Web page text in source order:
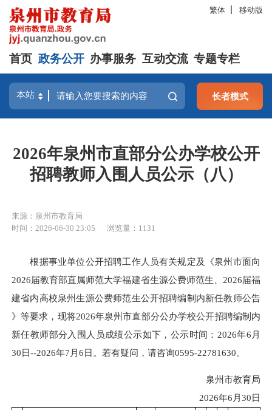
繁体 移动版
首页 政务公开 办事服务 互动交流 专题专栏
长者模式
2026年泉州市直部分公办学校公开
招聘教师入围人员公示（八）
来源：泉州市教育局
时间：2026-06-30 23:05
浏览量： 1131
根据事业单位公开招聘工作人员有关规定及《泉州市面向
2026届教育部直属师范大学福建省生源公费师范生、2026届福
建省内高校泉州生源公费师范生公开招聘编制内新任教师公告
》等要求，现将2026年泉州市直部分公办学校公开招聘编制内
新任教师部分入围人员成绩公示如下，公示时间：2026年6月
30日--2026年7月6日。若有疑问，请咨询0595-22781630。
泉州市教育局
2026年6月30日